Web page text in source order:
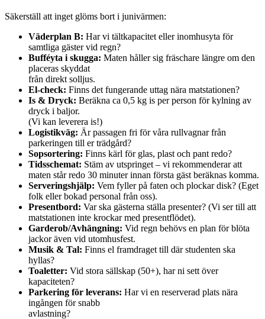
Säkerställ att inget glöms bort i junivärmen:
Väderplan B: Har vi tältkapacitet eller inomhusyta för
samtliga gäster vid regn?
Bufféyta i skugga: Maten håller sig fräschare längre om den
placeras skyddat
från direkt solljus.
El-check: Finns det fungerande uttag nära matstationen?
Is & Dryck: Beräkna ca 0,5 kg is per person för kylning av
dryck i baljor.
(Vi kan leverera is!)
Logistikväg: Är passagen fri för våra rullvagnar från
parkeringen till er trädgård?
Sopsortering: Finns kärl för glas, plast och pant redo?
Tidsschemat: Stäm av utspringet – vi rekommenderar att
maten står redo 30 minuter innan första gäst beräknas komma.
Serveringshjälp: Vem fyller på faten och plockar disk? (Eget
folk eller bokad personal från oss).
Presentbord: Var ska gästerna ställa presenter? (Vi ser till att
matstationen inte krockar med presentflödet).
Garderob/Avhängning: Vid regn behövs en plan för blöta
jackor även vid utomhusfest.
Musik & Tal: Finns el framdraget till där studenten ska
hyllas?
Toaletter: Vid stora sällskap (50+), har ni sett över
kapaciteten?
Parkering för leverans: Har vi en reserverad plats nära
ingången för snabb
avlastning?